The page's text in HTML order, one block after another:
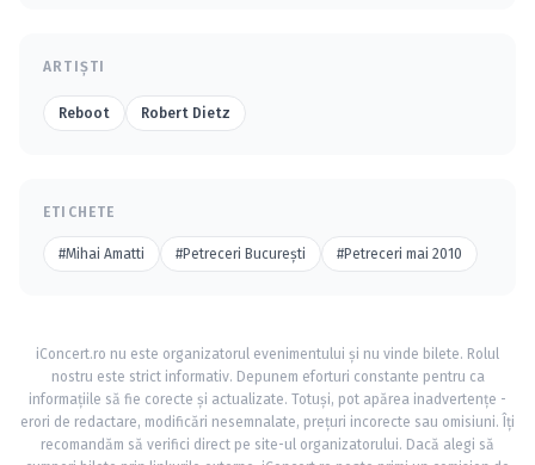
ARTIȘTI
Reboot Robert Dietz
ETICHETE
#Mihai Amatti #Petreceri Bucureşti #Petreceri mai 2010
iConcert.ro nu este organizatorul evenimentului și nu vinde bilete. Rolul
nostru este strict informativ. Depunem eforturi constante pentru ca
informațiile să fie corecte și actualizate. Totuși, pot apărea inadvertențe -
erori de redactare, modificări nesemnalate, prețuri incorecte sau omisiuni. Îți
recomandăm să verifici direct pe site-ul organizatorului. Dacă alegi să